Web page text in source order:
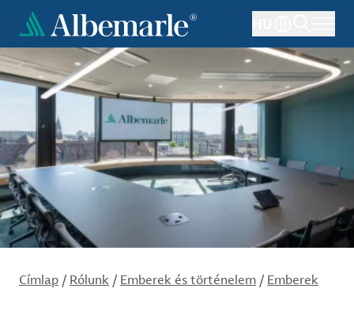
Ugrás
tartalomra
Címlap / Rólunk / Emberek és történelem / Emberek